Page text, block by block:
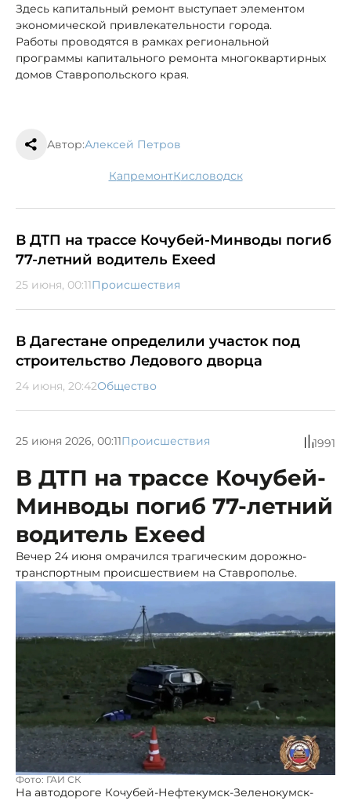
Здесь капитальный ремонт выступает элементом
экономической привлекательности города.
Работы проводятся в рамках региональной
программы капитального ремонта многоквартирных
домов Ставропольского края.
Автор:Алексей Петров
капремонт Кисловодск
В ДТП на трассе Кочубей-Минводы погиб
77-летний водитель Exeed
25 июня, 00:11Происшествия
В Дагестане определили участок под
строительство Ледового дворца
24 июня, 20:42Общество
25 июня 2026, 00:11Происшествия 1991
В ДТП на трассе Кочубей-
Минводы погиб 77-летний
водитель Exeed
Вечер 24 июня омрачился трагическим дорожно-
транспортным происшествием на Ставрополье.
Фото: ГАИ СК
На автодороге Кочубей-Нефтекумск-Зеленокумск-